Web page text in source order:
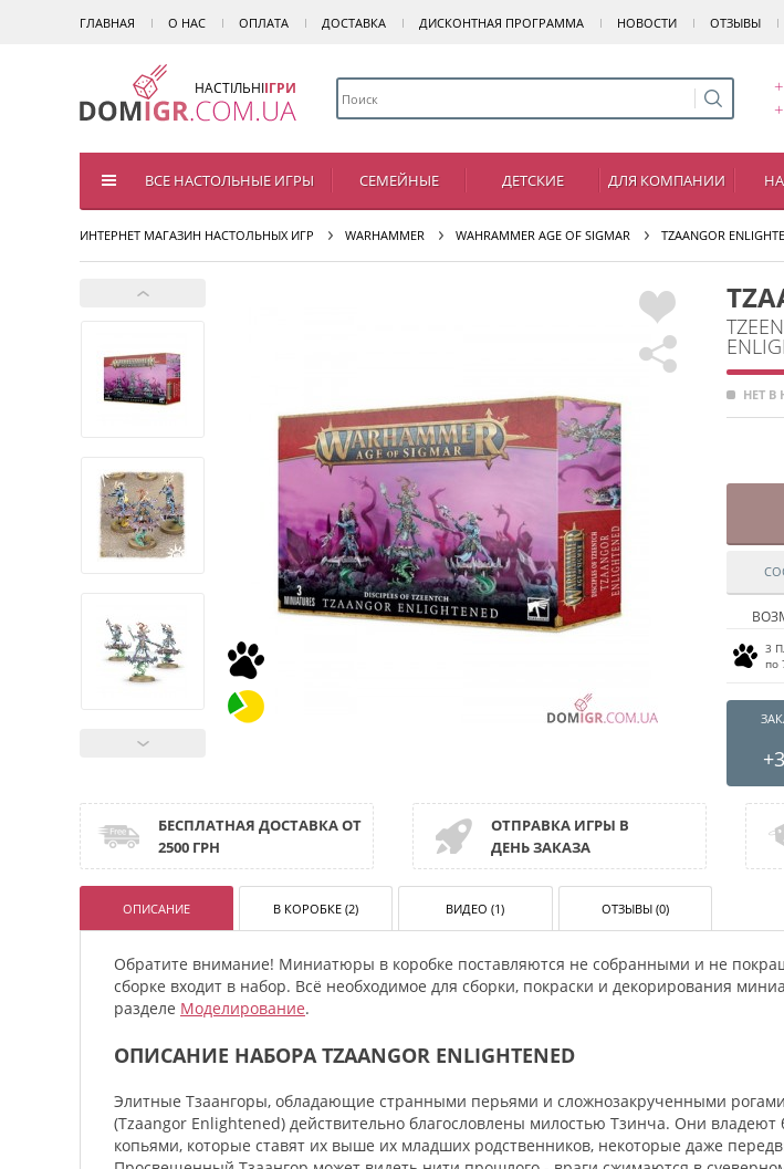
ГЛАВНАЯ О НАС ОПЛАТА ДОСТАВКА ДИСКОНТНАЯ ПРОГРАММА НОВОСТИ ОТЗЫВЫ
НАСТІЛЬНІІГРИ
ВСЕ НАСТОЛЬНЫЕ ИГРЫ СЕМЕЙНЫЕ ДЕТСКИЕ ДЛЯ КОМПАНИИ
ИНТЕРНЕТ МАГАЗИН НАСТОЛЬНЫХ ИГР WARHAMMER WAHRAMMER AGE OF SIGMAR TZAANGOR
НЕТ
3
по
БЕСПЛАТНАЯ ДОСТАВКА ОТ
2500 ГРН
ОТПРАВКА ИГРЫ В
ДЕНЬ ЗАКАЗА
ОПИСАНИЕ В КОРОБКЕ (2) ВИДЕО (1) ОТЗЫВЫ (0)
Обратите внимание! Миниатюры в коробке поставляются не собранными и не
сборке входит в набор. Всё необходимое для сборки, покраски и декорирования
разделе Моделирование.
ОПИСАНИЕ НАБОРА TZAANGOR ENLIGHTENED
Элитные Тзаангоры, обладающие странными перьями и сложнозакрученными
(Tzaangor Enlightened) действительно благословлены милостью Тзинча. Они
копьями, которые ставят их выше их младших родственников, некоторые даже